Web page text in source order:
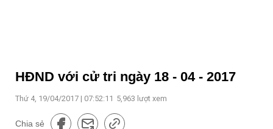
HĐND với cử tri ngày 18 - 04 - 2017
Thứ 4, 19/04/2017 | 07:52:11 5,963 lượt xem
Chia sẻ